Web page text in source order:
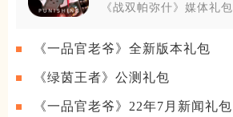
《战双帕弥什》媒体礼包
《一品官老爷》全新版本礼包
《绿茵王者》公测礼包
《一品官老爷》22年7月新闻礼包